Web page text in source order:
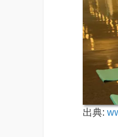
出典: